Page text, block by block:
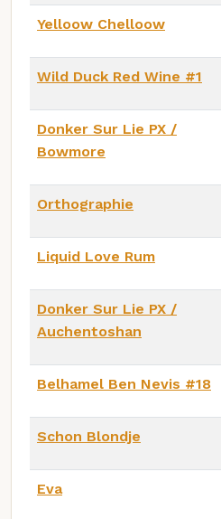
Yelloow Chelloow
Wild Duck Red Wine #1
Donker Sur Lie PX /
Bowmore
Orthographie
Liquid Love Rum
Donker Sur Lie PX /
Auchentoshan
Belhamel Ben Nevis #18
Schon Blondje
Eva